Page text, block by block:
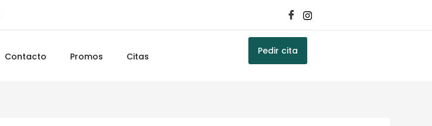
Contacto Promos Citas Pedir cita